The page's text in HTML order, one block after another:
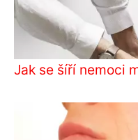
Jak se šíří nemoci